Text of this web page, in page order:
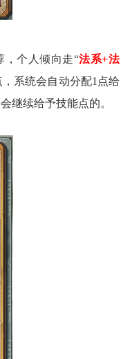
个人倾向走“法系+法
系统会自动分配1点给
继续给予技能点的。